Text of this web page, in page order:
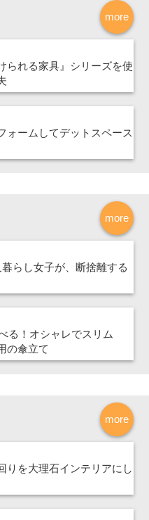
more
られる家具』シリーズを使
ォームしてデットスペース
more
らし女子が、断捨離する
る！オシャレでスリム
の傘立て
more
りを大理石インテリアにし